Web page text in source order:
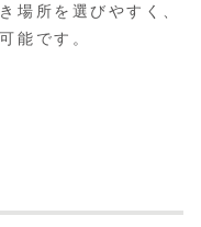
場所を選びやすく、
能です。